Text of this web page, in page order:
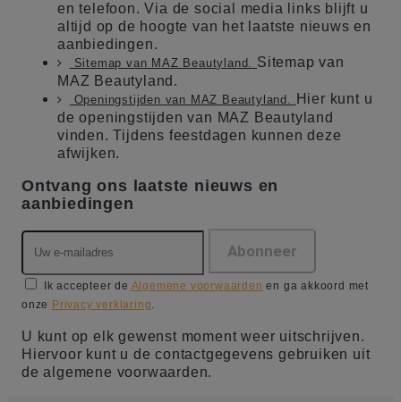
en telefoon. Via de social media links blijft u
altijd op de hoogte van het laatste nieuws en
aanbiedingen.
Sitemap van MAZ Beautyland. Sitemap van
MAZ Beautyland.
Openingstijden van MAZ Beautyland.
Hier kunt u
de openingstijden van MAZ Beautyland
vinden. Tijdens feestdagen kunnen deze
afwijken.
Ontvang ons laatste nieuws en
aanbiedingen
Ik accepteer de Algemene voorwaarden en ga akkoord met
onze Privacy verklaring
U kunt op elk gewenst moment weer uitschrijven.
Hiervoor kunt u de contactgegevens gebruiken uit
de algemene voorwaarden.